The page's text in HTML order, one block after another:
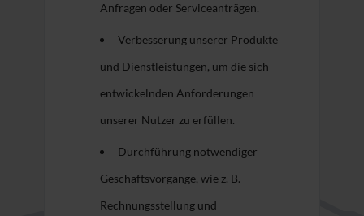
Anfragen oder Serviceanträgen.
Verbesserung unserer Produkte
und Dienstleistungen, um die sich
entwickelnden Anforderungen
unserer Nutzer zu erfüllen.
Durchführung notwendiger
Geschäftsvorgänge, wie z. B.
Rechnungsstellung und